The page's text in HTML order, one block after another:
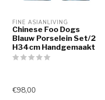
FINE ASIANLIVING
Chinese Foo Dogs
Blauw Porselein Set/2
H34cm Handgemaakt
€98,00